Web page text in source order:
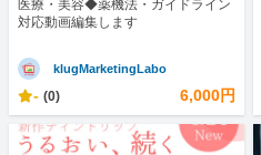
医療・美容◆薬機法・ガイドライン
対応動画編集します
klugMarketingLabo
- (0) 6,000円